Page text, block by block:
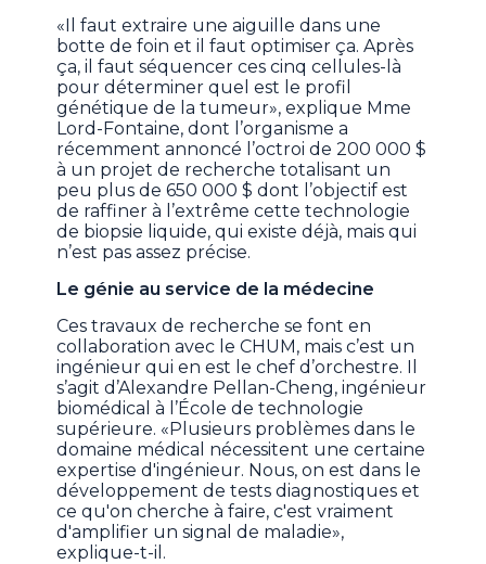
«Il faut extraire une aiguille dans une
botte de foin et il faut optimiser ça. Après
ça, il faut séquencer ces cinq cellules-là
pour déterminer quel est le profil
génétique de la tumeur», explique Mme
Lord-Fontaine, dont l’organisme a
récemment annoncé l’octroi de 200 000 $
à un projet de recherche totalisant un
peu plus de 650 000 $ dont l’objectif est
de raffiner à l’extrême cette technologie
de biopsie liquide, qui existe déjà, mais qui
n’est pas assez précise.
Le génie au service de la médecine
Ces travaux de recherche se font en
collaboration avec le CHUM, mais c’est un
ingénieur qui en est le chef d’orchestre. Il
s’agit d’Alexandre Pellan-Cheng, ingénieur
biomédical à l’École de technologie
supérieure. «Plusieurs problèmes dans le
domaine médical nécessitent une certaine
expertise d'ingénieur. Nous, on est dans le
développement de tests diagnostiques et
ce qu'on cherche à faire, c'est vraiment
d'amplifier un signal de maladie»,
explique-t-il.